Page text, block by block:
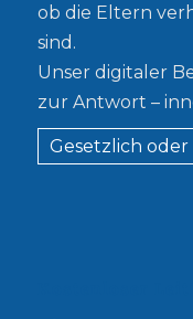
ob die Eltern
sind.
Unser digitaler
zur Antwort –
Gesetzlich oder